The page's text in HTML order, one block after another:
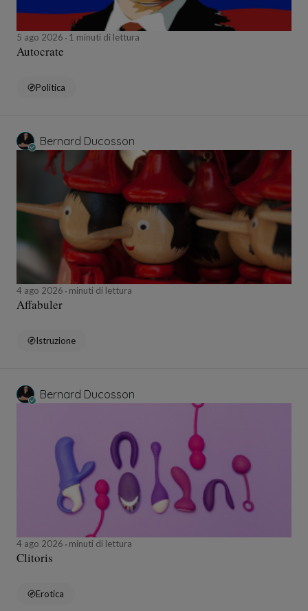
5 ago 2026 1 minuti di lettura
Autocrate
Politica
Bernard Ducosson
4 ago 2026 minuti di lettura
Affabuler
Istruzione
Bernard Ducosson
4 ago 2026 minuti di lettura
Clitoris
Erotica